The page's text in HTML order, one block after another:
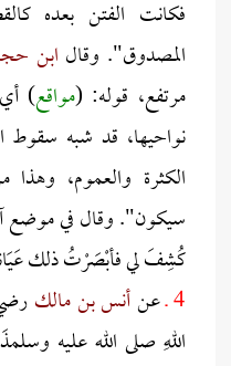
فكانت الفتن بعده
المصدوق". وقال ابن
مرتفع، قوله: (مواقع)
نواحيها، قد شبه سقوط
الكثرة والعموم، وهذا
سيكون". وقال في موضع
كُشِفَ لي فأبْصَرْتُ ذلك
4 ـعنأنس بن مالك
اللهِ صلى الله عليه